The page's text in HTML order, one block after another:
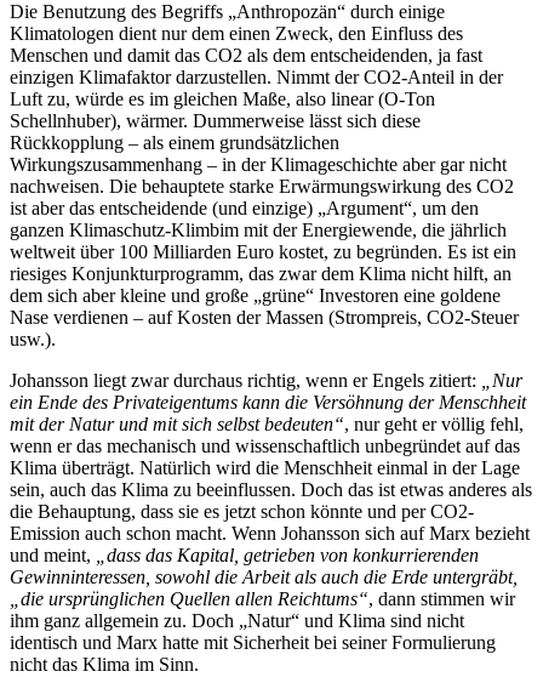
Die Benutzung des Begriffs „Anthropozän“ durch einige
Klimatologen dient nur dem einen Zweck, den Einfluss des
Menschen und damit das CO2 als dem entscheidenden, ja fast
einzigen Klimafaktor darzustellen. Nimmt der CO2-Anteil in der
Luft zu, würde es im gleichen Maße, also linear (O-Ton
Schellnhuber), wärmer. Dummerweise lässt sich diese
Rückkopplung – als einem grundsätzlichen
Wirkungszusammenhang – in der Klimageschichte aber gar nicht
nachweisen. Die behauptete starke Erwärmungswirkung des CO2
ist aber das entscheidende (und einzige) „Argument“, um den
ganzen Klimaschutz-Klimbim mit der Energiewende, die jährlich
weltweit über 100 Milliarden Euro kostet, zu begründen. Es ist ein
riesiges Konjunkturprogramm, das zwar dem Klima nicht hilft, an
dem sich aber kleine und große „grüne“ Investoren eine goldene
Nase verdienen – auf Kosten der Massen (Strompreis, CO2-Steuer
usw.).
Johansson liegt zwar durchaus richtig, wenn er Engels zitiert:
„Nur
ein Ende des Privateigentums kann die Versöhnung der Menschheit
mit der Natur und mit sich selbst bedeuten“, nur geht er völlig fehl,
wenn er das mechanisch und wissenschaftlich unbegründet auf das
Klima überträgt. Natürlich wird die Menschheit einmal in der Lage
sein, auch das Klima zu beeinflussen. Doch das ist etwas anderes als
die Behauptung, dass sie es jetzt schon könnte und per CO2-
Emission auch schon macht. Wenn Johansson sich auf Marx bezieht
und meint,
„dass das Kapital, getrieben von konkurrierenden
Gewinninteressen, sowohl die Arbeit als auch die Erde untergräbt,
„die ursprünglichen Quellen allen Reichtums“, dann stimmen wir
ihm ganz allgemein zu. Doch „Natur“ und Klima sind nicht
identisch und Marx hatte mit Sicherheit bei seiner Formulierung
nicht das Klima im Sinn.